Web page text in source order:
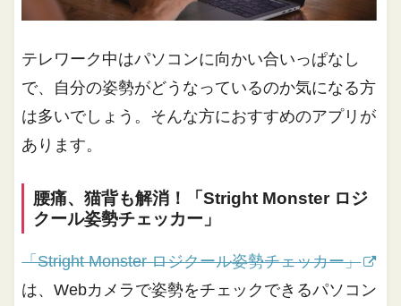
テレワーク中はパソコンに向かい合いっぱなし
で、自分の姿勢がどうなっているのか気になる方
は多いでしょう。そんな方におすすめのアプリが
あります。
腰痛、猫背も解消！「Stright Monster ロジ
クール姿勢チェッカー」
「Stright Monster ロジクール姿勢チェッカー」
は、Webカメラで姿勢をチェックできるパソコン